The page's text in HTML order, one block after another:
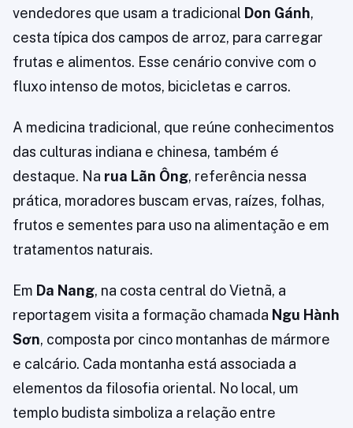
vendedores que usam a tradicional Don Gánh,
cesta típica dos campos de arroz, para carregar
frutas e alimentos. Esse cenário convive com o
fluxo intenso de motos, bicicletas e carros.
A medicina tradicional, que reúne conhecimentos
das culturas indiana e chinesa, também é
destaque. Na rua Lãn Ông, referência nessa
prática, moradores buscam ervas, raízes, folhas,
frutos e sementes para uso na alimentação e em
tratamentos naturais.
Em Da Nang, na costa central do Vietnã, a
reportagem visita a formação chamada Ngu Hành
Sơn, composta por cinco montanhas de mármore
e calcário. Cada montanha está associada a
elementos da filosofia oriental. No local, um
templo budista simboliza a relação entre